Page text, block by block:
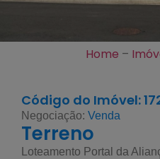
Home –
Código do Imóvel:
Negociação: Venda
Terreno
Loteamento Portal da